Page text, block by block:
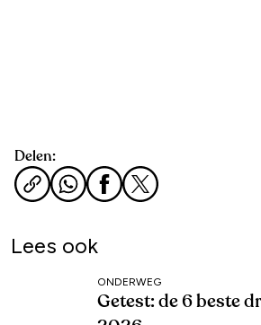
Delen:
Lees ook
ONDERWEG
Getest: de 6 beste